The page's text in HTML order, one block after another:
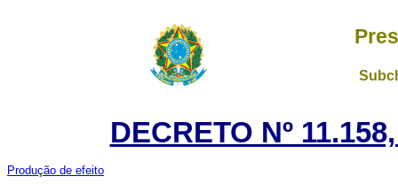
DECRETO Nº
Produção de efeito